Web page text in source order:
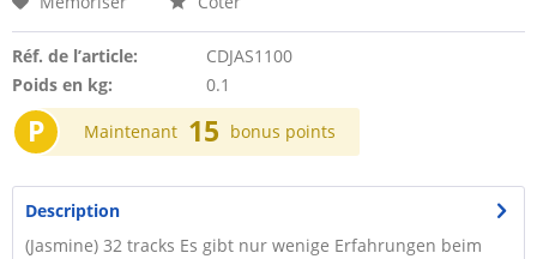
Réf. de l’article:
CDJAS1100
Poids en kg:
0.1
P Maintenant 15 bonus points
Description
(Jasmine) 32 tracks Es gibt nur wenige Erfahrungen beim